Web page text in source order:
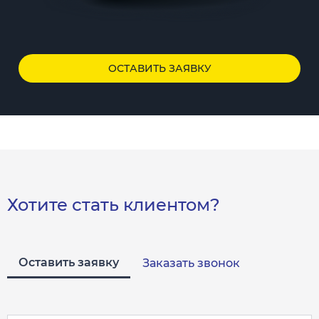
ОСТАВИТЬ ЗАЯВКУ
Хотите стать клиентом?
Оставить заявку Заказать звонок